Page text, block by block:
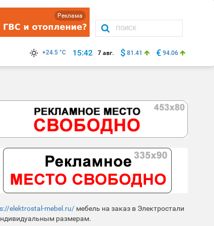
Реклама
+24.5 °C 15:42 7 авг. $ 81.41 € 94.06
elektrostal-mebel.ru/ мебель на заказ в Электростали
размерам.